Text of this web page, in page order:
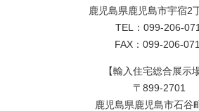
鹿児島県鹿児島市宇宿2
TEL：099-206-
FAX：099-206-
【輸入住宅総合展示場
〒899-2701
鹿児島県鹿児島市石谷